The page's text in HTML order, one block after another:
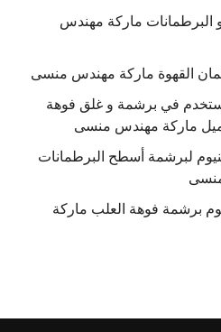
ماركة مهندس
القهوة ماركة مهندس منسى
في برشمة و غلق فوهة
ماركة مهندس منسى
لبرشمة أسطح البرطمانات
برشمة فوهة العلب ماركة